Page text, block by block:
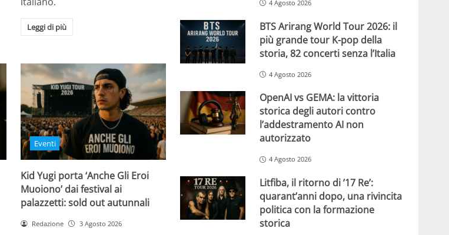
Leggi di più
Eventi
Kid Yugi porta ‘Anche Gli Eroi
Muoiono’ dai festival ai
palazzetti: sold out autunnali
Redazione 3 Agosto 2026
4 Agosto 2026
BTS Arirang World Tour 2026: il
più grande tour K-pop della
storia, 82 concerti senza l’Italia
4 Agosto 2026
OpenAI vs GEMA: la vittoria
storica degli autori contro
l’addestramento AI non
autorizzato
4 Agosto 2026
Litfiba, il ritorno di ’17 Re’:
quarant’anni dopo, una rivincita
politica con la formazione
storica